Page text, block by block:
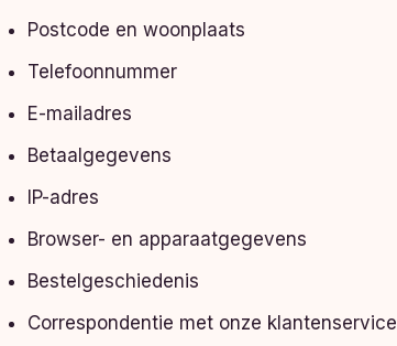
Postcode en woonplaats
Telefoonnummer
E-mailadres
Betaalgegevens
IP-adres
Browser- en apparaatgegevens
Bestelgeschiedenis
Correspondentie met onze klantenservice